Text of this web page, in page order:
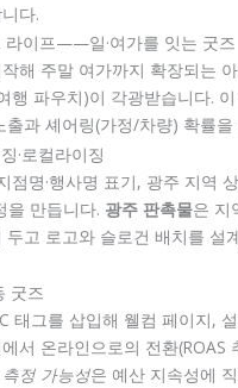
다.
라이프——일·여가를 잇는 굿즈
해 주말 여가까지 확장되는
행 파우치)이 각광받습니다.
출과 셰어링(가정/차량) 확률을
·로컬라이징
점명·행사명 표기, 광주 지역
을 만듭니다. 광주 판촉물은 지
두고 로고와 슬로건 배치를 설
굿즈
태그를 삽입해 웰컴 페이지,
서 온라인으로의 전환(ROAS
측정 가능성은 예산 지속성에